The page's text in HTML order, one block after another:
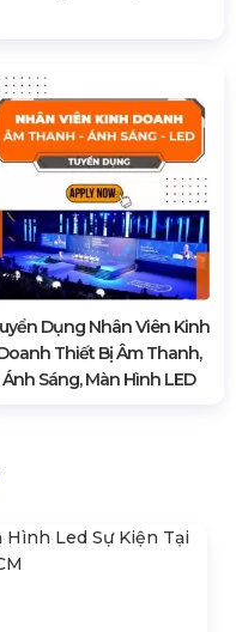
Dụng Nhân Viên Kinh
Thiết Bị Âm Thanh,
Ánh Sáng, Màn Hình LED
Hình Led Sự Kiện Tại